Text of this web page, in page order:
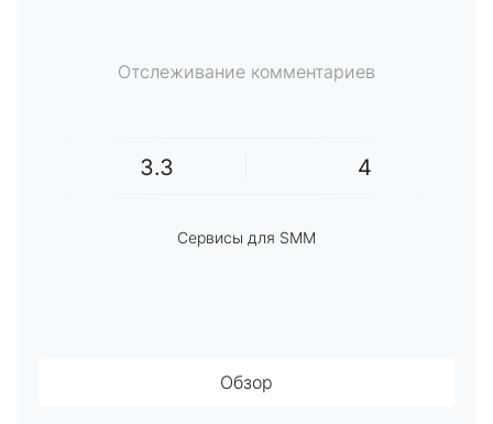
Отслеживание комментариев
3.3 4
Сервисы для SMM
Обзор